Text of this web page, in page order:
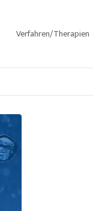
Verfahren/Therapien